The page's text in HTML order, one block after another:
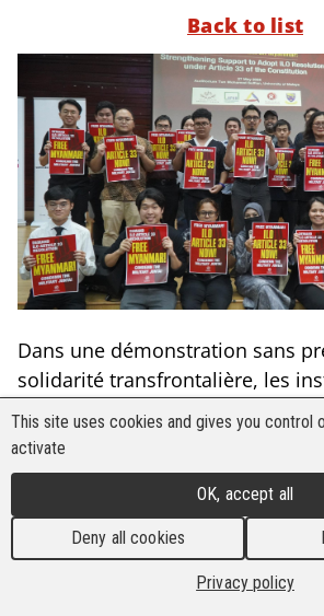
Back to list
Dans une démonstration sans
solidarité transfrontalière, les
nationales des droits de l'homme
syndicats et les organisations de
ont organisé le 27 mai 2025 des
conjoints en Malaisie et aux
mobiliser un soutien
113e Conférence internationale
Les forums ont appelé les
This site uses cookies and gives you control
activate
OK, accept all
Deny all cookies
Privacy policy